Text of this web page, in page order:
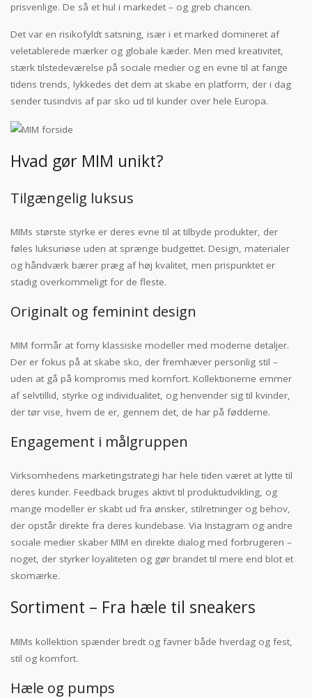
prisvenlige. De så et hul i markedet – og greb chancen.
Det var en risikofyldt satsning, især i et marked domineret af
veletablerede mærker og globale kæder. Men med kreativitet,
stærk tilstedeværelse på sociale medier og en evne til at fange
tidens trends, lykkedes det dem at skabe en platform, der i dag
sender tusindvis af par sko ud til kunder over hele Europa.
Hvad gør MIM unikt?
Tilgængelig luksus
MIMs største styrke er deres evne til at tilbyde produkter, der
føles luksuriøse uden at sprænge budgettet. Design, materialer
og håndværk bærer præg af høj kvalitet, men prispunktet er
stadig overkommeligt for de fleste.
Originalt og feminint design
MIM formår at forny klassiske modeller med moderne detaljer.
Der er fokus på at skabe sko, der fremhæver personlig stil –
uden at gå på kompromis med komfort. Kollektionerne emmer
af selvtillid, styrke og individualitet, og henvender sig til kvinder,
der tør vise, hvem de er, gennem det, de har på fødderne.
Engagement i målgruppen
Virksomhedens marketingstrategi har hele tiden været at lytte til
deres kunder. Feedback bruges aktivt til produktudvikling, og
mange modeller er skabt ud fra ønsker, stilretninger og behov,
der opstår direkte fra deres kundebase. Via Instagram og andre
sociale medier skaber MIM en direkte dialog med forbrugeren –
noget, der styrker loyaliteten og gør brandet til mere end blot et
skomærke.
Sortiment – Fra hæle til sneakers
MIMs kollektion spænder bredt og favner både hverdag og fest,
stil og komfort.
Hæle og pumps